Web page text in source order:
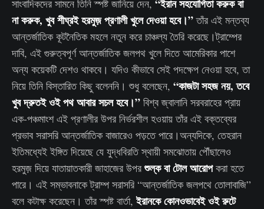
সাংবাদিকদের সামনে তিনি স্পষ্ট জানিয়ে দেন, “ইরান সহযোগিতা করুক বা
না করুক, খুব শীঘ্রই হরমুজ় প্রণালী খুলে দেওয়া হবে।”তাঁর এই মন্তব্য
আন্তর্জাতিক কূটনৈতিক মহলে নতুন করে চাঞ্চল্য তৈরি করেছে।ট্রাম্পের
দাবি, এই গুরুত্বপূর্ণ আন্তর্জাতিক জলপথ খুলে দিতে আমেরিকার পাশে
অন্য কয়েকটি দেশও থাকবে। যদিও কীভাবে সেই পদক্ষেপ নেওয়া হবে, তা
নিয়ে তিনি বিস্তারিত কিছু বলেননি। শুধু বলেছেন, “কাজটা সহজ নয়, তবে
খুব দ্রুতই ওই পথ আবার সচল হবে।” বিশ্ব জ্বালানি সরবরাহের প্রায়
এক-পঞ্চমাংশ এই প্রণালীর উপর নির্ভরশীল হওয়ায় তাঁর এই বক্তব্যের
প্রভাব সরাসরি আন্তর্জাতিক বাজারেও পড়তে পারে।অন্যদিকে, তেহরান
ইতিমধ্যেই ইঙ্গিত দিয়েছে যে যুদ্ধবিরতি স্থায়ী সমঝোতায় পৌঁছালেও
হরমুজ় দিয়ে যাতায়াতকারী জাহাজের উপরশুল্ক বা টোল আরোপকরা হতে
পারে। এই সম্ভাবনাকে ট্রাম্প সরাসরি “আন্তর্জাতিক জলপথে তোলাবাজি”
বলে কটাক্ষ করেছেন। তাঁর স্পষ্ট বার্তা,ইরানকে কোনওভাবেই ওই রুটে